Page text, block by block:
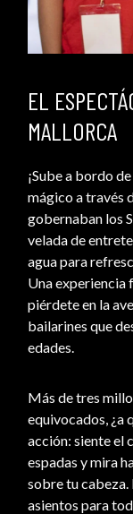
EL
MALLORCA
¡Sube a bordo
mágico a través
gobernaban los
velada de
agua para
Una experiencia
piérdete en la
bailarines que
edades.
Más de tres
equivocados, ¿a
acción: siente el
espadas y mira
sobre tu
asientos para